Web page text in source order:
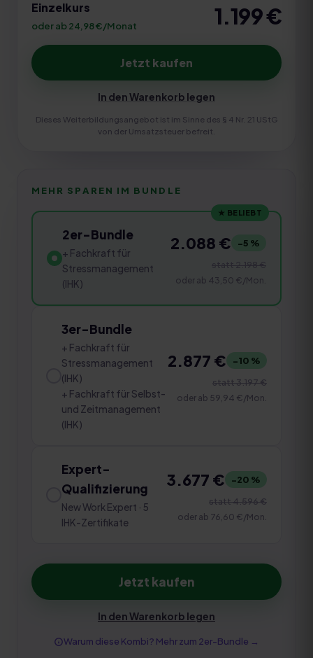
Einzelkurs
oder ab 24,98 €/Monat 1.199€
Jetzt kaufen
In den Warenkorb legen
Dieses Weiterbildungsangebot ist im Sinne des § 4 Nr. 21 UStG
von der Umsatzsteuer befreit.
MEHR SPAREN IM BUNDLE
2er-Bundle
+ Fachkraft für
Stressmanagement
(IHK)
2.088 € −5 %
oder ab 43,50 € /Mon.
★ BELIEBT
3er-Bundle
+ Fachkraft für
Stressmanagement
(IHK)
+ Fachkraft für Selbst-
und Zeitmanagement
(IHK)
2.877 € −10 %
statt3.197 €
oder ab 59,94 € /Mon.
Expert-
Qualifizierung
New Work Expert · 5
IHK-Zertifikate
3.677 € −20 %
statt4.596 €
oder ab 76,60 € /Mon.
Jetzt kaufen
In den Warenkorb legen
Warum diese Kombi? Mehr zum 2er-Bundle →